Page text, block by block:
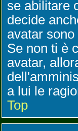
se abilitare
decide
avatar
Se non ti è
avatar,
a lui le
Top